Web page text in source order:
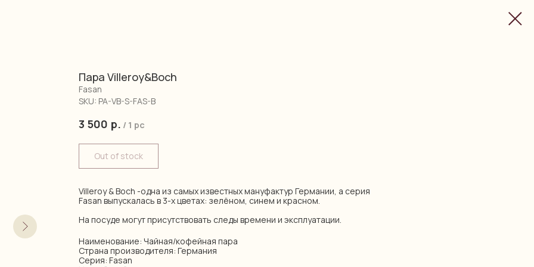
Пара Villeroy&Boch
Fasan
SKU: PA-VB-S-FAS-B
3 500 р. / 1 pc
Out of stock
Villeroy & Boch -одна из самых известных мануфактур Германии, а серия
Fasan выпускалась в 3-х цветах: зелёном, синем и красном.
На посуде могут присутствовать следы времени и эксплуатации.
Наименование: Чайная/кофейная пара
Страна производителя: Германия
Серия: Fasan